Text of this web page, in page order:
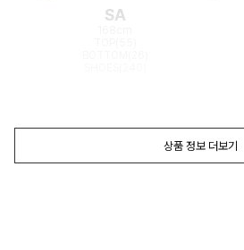
SA
상품 정보 더보기